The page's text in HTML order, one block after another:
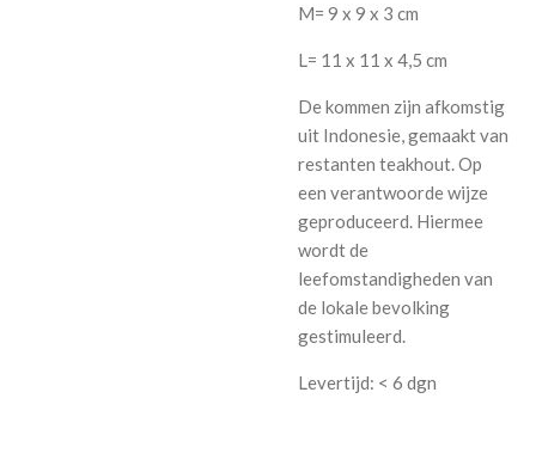
M= 9 x 9 x 3 cm
L= 11 x 11 x 4,5 cm
De kommen zijn afkomstig
uit Indonesie, gemaakt van
restanten teakhout. Op
een verantwoorde wijze
geproduceerd. Hiermee
wordt de
leefomstandigheden van
de lokale bevolking
gestimuleerd.
Levertijd: < 6 dgn